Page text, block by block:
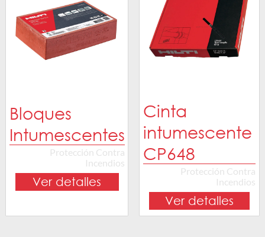
Bloques
Intumescentes
Protección Contra
Incendios
Ver detalles
Cinta
intumescente
CP648
Protección Contra
Incendios
Ver detalles